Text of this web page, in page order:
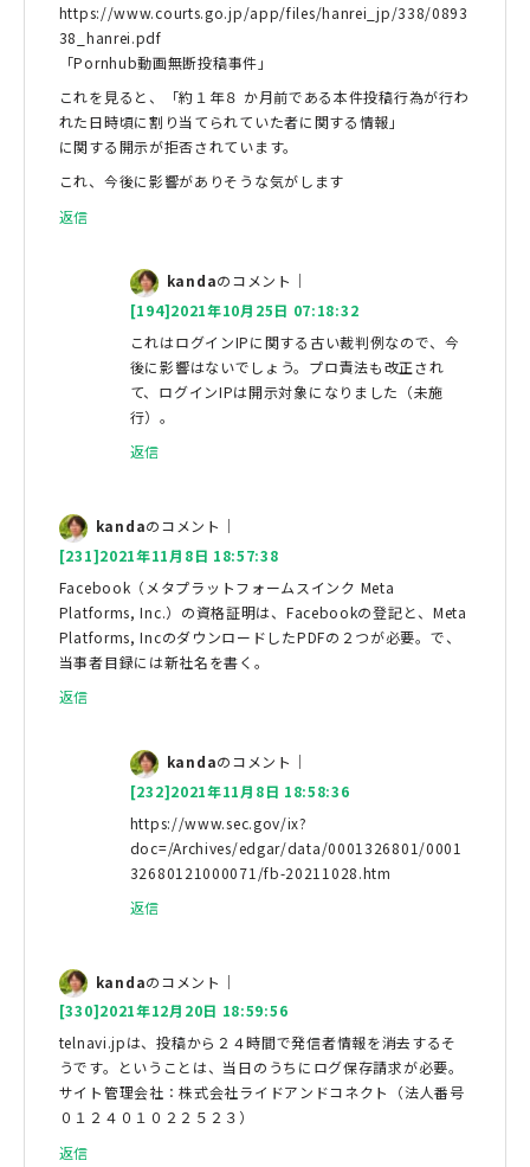
https://www.courts.go.jp/app/files/hanrei_jp/338/0893
38_hanrei.pdf
「Pornhub動画無断投稿事件」
これを見ると、「約１年８ か月前である本件投稿行為が行わ
れた日時頃に割り当てられていた者に関する情報」
に関する開示が拒否されています。
これ、今後に影響がありそうな気がします
返信
kandaのコメント｜
[194]2021年10月25日 07:18:32
これはログインIPに関する古い裁判例なので、今
後に影響はないでしょう。プロ責法も改正され
て、ログインIPは開示対象になりました（未施
行）。
返信
kandaのコメント｜
[231]2021年11月8日 18:57:38
Facebook（メタプラットフォームスインク Meta
Platforms, Inc.）の資格証明は、Facebookの登記と、Meta
Platforms, IncのダウンロードしたPDFの２つが必要。で、
当事者目録には新社名を書く。
返信
kandaのコメント｜
[232]2021年11月8日 18:58:36
https://www.sec.gov/ix?
doc=/Archives/edgar/data/0001326801/0001
32680121000071/fb-20211028.htm
返信
kandaのコメント｜
[330]2021年12月20日 18:59:56
telnavi.jpは、投稿から２４時間で発信者情報を消去するそ
うです。ということは、当日のうちにログ保存請求が必要。
サイト管理会社：株式会社ライドアンドコネクト（法人番号
０１２４０１０２２５２３）
返信